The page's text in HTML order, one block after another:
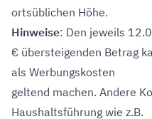
ortsüblichen Höhe.
Hinweise: Den jeweils
€ übersteigenden Betrag
als Werbungskosten
geltend machen. Andere
Haushaltsführung wie z.B.